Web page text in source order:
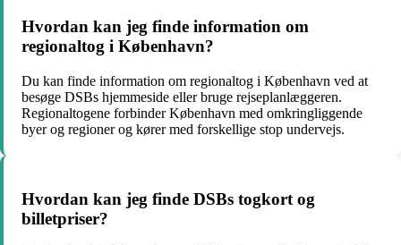
Hvordan kan jeg finde information om
regionaltog i København?
Du kan finde information om regionaltog i København ved at
besøge DSBs hjemmeside eller bruge rejseplanlæggeren.
Regionaltogene forbinder København med omkringliggende
byer og regioner og kører med forskellige stop undervejs.
Hvordan kan jeg finde DSBs togkort og
billetpriser?